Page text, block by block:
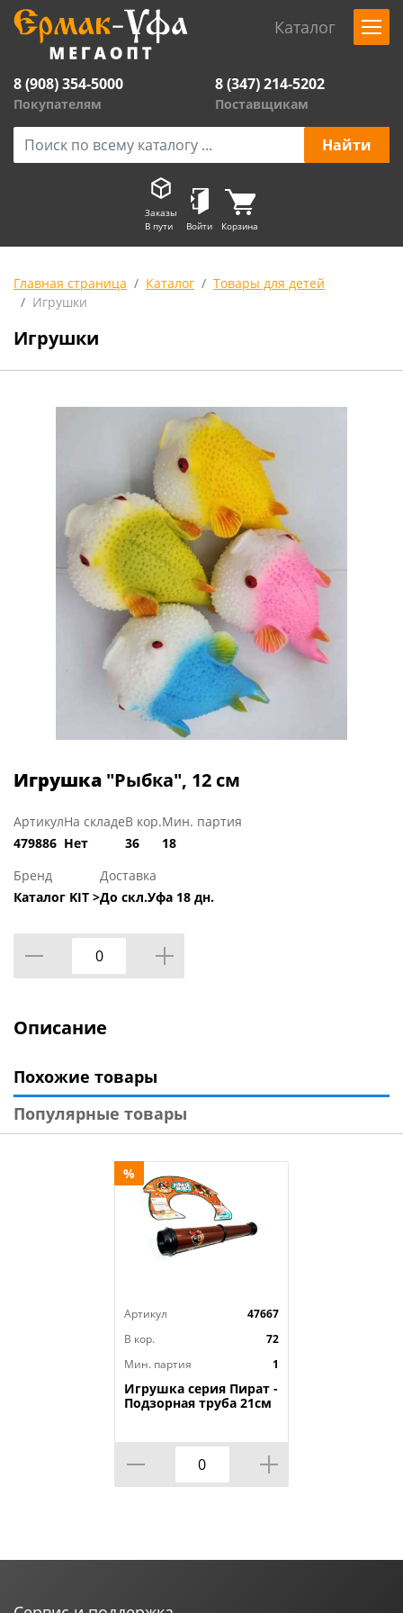
Каталог
8 (908) 354-5000
Покупателям
8 (347) 214-5202
Поставщикам
Заказы
В пути
Войти Корзина
Главная страница Каталог
Товары для детей
Игрушки
Игрушки
Игрушка "Рыбка", 12 см
Артикул
479886
На складе
Нет
В кор.
36
Мин. партия
18
Бренд
Каталог KIT >
Доставка
До скл.Уфа 18 дн.
Описание
Похожие товары
Популярные товары
%
Артикул
47667
В кор.
72
Мин. партия
1
Игрушка серия Пират -
Подзорная труба 21см